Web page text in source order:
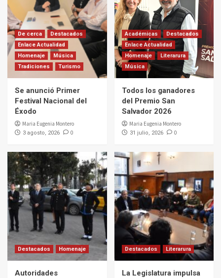
De cerca
Destacados
Enlace Actualidad
Homenaje
Música
Tradiciones
Turismo
Se anunció Primer
Festival Nacional del
Éxodo
Maria Eugenia Montero
3 agosto, 2026 0
Académicas
Destacados
Enlace Actualidad
Homenaje
Literarura
Música
Todos los ganadores
del Premio San
Salvador 2026
Maria Eugenia Montero
31 julio, 2026 0
Destacados Homenaje
Autoridades
Destacados Literarura
La Legislatura impulsa